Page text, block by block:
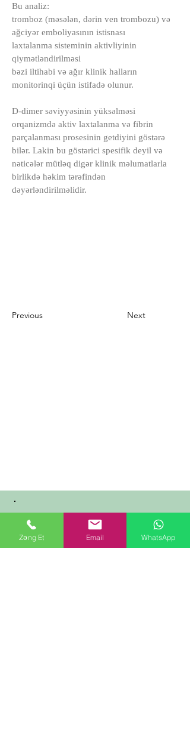
Bu analiz:
tromboz (məsələn, dərin ven trombozu) və
ağciyər emboliyasının istisnası
laxtalanma sisteminin aktivliyinin
qiymətləndirilməsi
bəzi iltihabi və ağır klinik halların
monitorinqi üçün istifadə olunur.
D-dimer səviyyəsinin yüksəlməsi
orqanizmdə aktiv laxtalanma və fibrin
parçalanması prosesinin getdiyini göstərə
bilər. Lakin bu göstərici spesifik deyil və
nəticələr mütləq digər klinik məlumatlarla
birlikdə həkim tərəfindən
dəyərləndirilməlidir.
Previous Next
Nəsimi rayonu Həsənbəy
Zərdabi 78V Bakı/Azərbaycan
Zəng Et Email WhatsApp